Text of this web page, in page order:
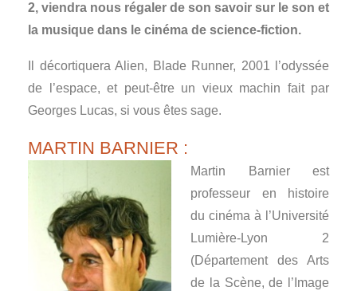
2, viendra nous régaler de son savoir sur le son et
la musique dans le cinéma de science-fiction.
Il décortiquera Alien, Blade Runner, 2001 l’odyssée
de l’espace, et peut-être un vieux machin fait par
Georges Lucas, si vous êtes sage.
MARTIN BARNIER :
Martin Barnierest
professeur en histoire
du cinéma à l’Université
Lumière-Lyon 2
(Département des Arts
de la Scène, de l’Image